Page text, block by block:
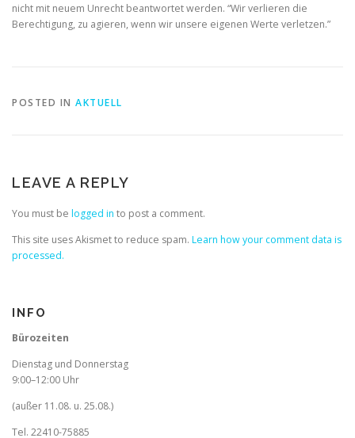
nicht mit neuem Unrecht beantwortet werden. “Wir verlieren die
Berechtigung, zu agieren, wenn wir unsere eigenen Werte verletzen.”
POSTED IN AKTUELL
LEAVE A REPLY
You must be logged in to post a comment.
This site uses Akismet to reduce spam. Learn how your comment data is
processed.
INFO
Bürozeiten
Dienstag und Donnerstag
9:00–12:00 Uhr
(außer 11.08. u. 25.08.)
Tel. 22410-75885